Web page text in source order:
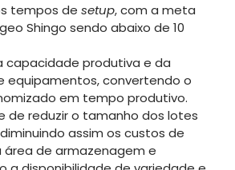
tempos de setup, com a meta
Shingo sendo abaixo de 10
capacidade produtiva e da
equipamentos, convertendo o
em tempo produtivo.
de reduzir o tamanho dos lotes
assim os custos de
de armazenagem e